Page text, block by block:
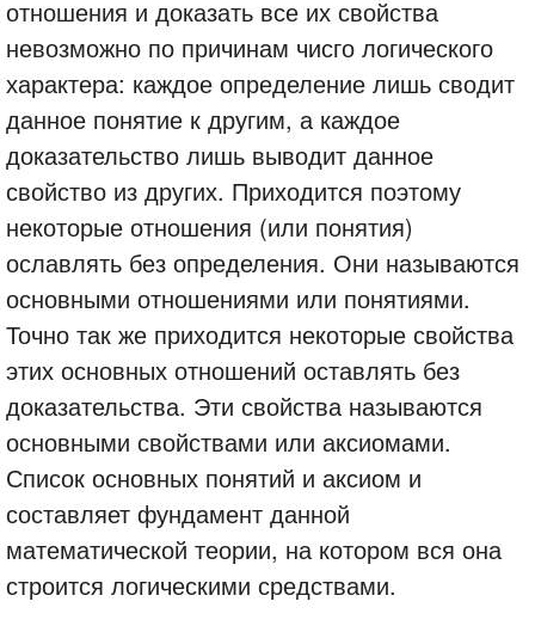
отношения и доказать все их свойства
невозможно по причинам чисго логического
характера: каждое определение лишь сводит
данное понятие к другим, а каждое
доказательство лишь выводит данное
свойство из других. Приходится поэтому
некоторые отношения (или понятия)
ославлять без определения. Они называются
основными отношениями или понятиями.
Точно так же приходится некоторые свойства
этих основных отношений оставлять без
доказательства. Эти свойства называются
основными свойствами или аксиомами.
Список основных понятий и аксиом и
составляет фундамент данной
математической теории, на котором вся она
строится логическими средствами.